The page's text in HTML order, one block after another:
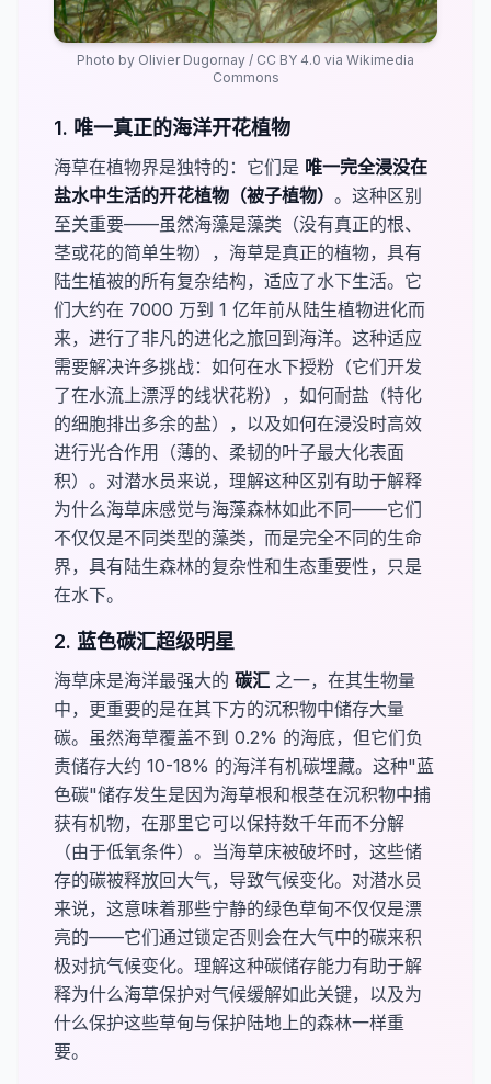
Photo by Olivier Dugornay / CC BY 4.0 via Wikimedia
Commons
1. 唯一真正的海洋开花植物
海草在植物界是独特的：它们是 唯一完全浸没在
盐水中生活的开花植物（被子植物） 。这种区别
至关重要——虽然海藻是藻类（没有真正的根、
茎或花的简单生物），海草是真正的植物，具有
陆生植被的所有复杂结构，适应了水下生活。它
们大约在 7000 万到 1 亿年前从陆生植物进化而
来，进行了非凡的进化之旅回到海洋。这种适应
需要解决许多挑战：如何在水下授粉（它们开发
了在水流上漂浮的线状花粉），如何耐盐（特化
的细胞排出多余的盐），以及如何在浸没时高效
进行光合作用（薄的、柔韧的叶子最大化表面
积）。对潜水员来说，理解这种区别有助于解释
为什么海草床感觉与海藻森林如此不同——它们
不仅仅是不同类型的藻类，而是完全不同的生命
界，具有陆生森林的复杂性和生态重要性，只是
在水下。
2. 蓝色碳汇超级明星
海草床是海洋最强大的 ​碳汇​ 之一，在其生物量
中，更重要的是在其下方的沉积物中储存大量
碳。虽然海草覆盖不到 0.2% 的海底，但它们负
责储存大约 10-18% 的海洋有机碳埋藏。这种"蓝
色碳"储存发生是因为海草根和根茎在沉积物中捕
获有机物，在那里它可以保持数千年而不分解
（由于低氧条件）。当海草床被破坏时，这些储
存的碳被释放回大气，导致气候变化。对潜水员
来说，这意味着那些宁静的绿色草甸不仅仅是漂
亮的——它们通过锁定否则会在大气中的碳来积
极对抗气候变化。理解这种碳储存能力有助于解
释为什么海草保护对气候缓解如此关键，以及为
什么保护这些草甸与保护陆地上的森林一样重
要。